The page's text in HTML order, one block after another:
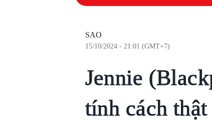
SAO
15/10/2024 - 21:01 (GMT+7)
Jennie
tính cách